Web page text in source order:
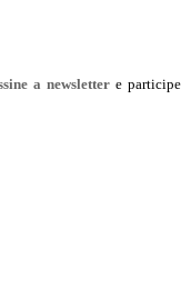
a newslettere